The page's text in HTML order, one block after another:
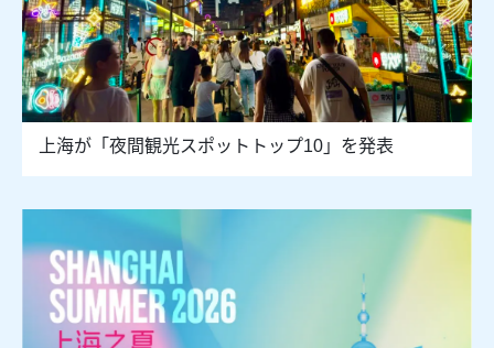
上海が「夜間観光スポットトップ10」を発表